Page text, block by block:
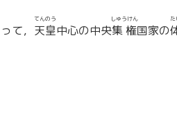
て， 天皇
てんのう
中心の中央集権
しゅうけん
国家の